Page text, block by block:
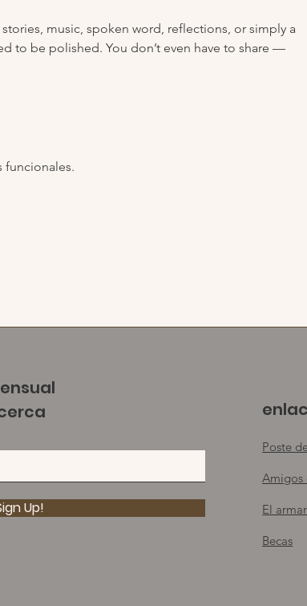
music, spoken word, reflections, or simply a
to be polished. You don’t even have to share —
funcionales.
Up!
Poste
Amigos
El
Becas